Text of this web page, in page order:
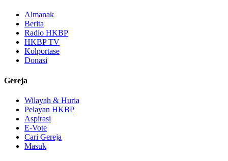
Almanak
Berita
Radio HKBP
HKBP TV
Kolportase
Donasi
Gereja
Wilayah & Huria
Pelayan HKBP
Aspirasi
E-Vote
Cari Gereja
Masuk